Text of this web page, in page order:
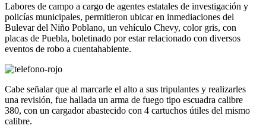
Labores de campo a cargo de agentes estatales de investigación y
policías municipales, permitieron ubicar en inmediaciones del
Bulevar del Niño Poblano, un vehículo Chevy, color gris, con
placas de Puebla, boletinado por estar relacionado con diversos
eventos de robo a cuentahabiente.
Cabe señalar que al marcarle el alto a sus tripulantes y realizarles
una revisión, fue hallada un arma de fuego tipo escuadra calibre
380, con un cargador abastecido con 4 cartuchos útiles del mismo
calibre.